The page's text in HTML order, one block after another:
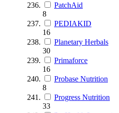
PatchAid
8
PEDIAKID
16
Planetary Herbals
30
Primaforce
16
Probase Nutrition
8
Progress Nutrition
33